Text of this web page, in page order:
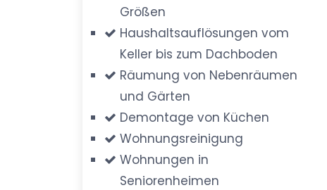
Größen
Haushaltsauflösungen vom
Keller bis zum Dachboden
Räumung von Nebenräumen
und Gärten
Demontage von Küchen
Wohnungsreinigung
Wohnungen in
Seniorenheimen